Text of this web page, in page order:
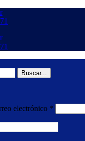
Buscar...
electrónico *